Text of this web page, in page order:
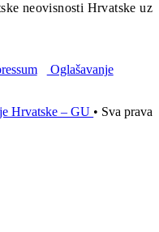
neovisnosti Hrvatske uz
Oglašavanje
Hrvatske – GU • Sva prava